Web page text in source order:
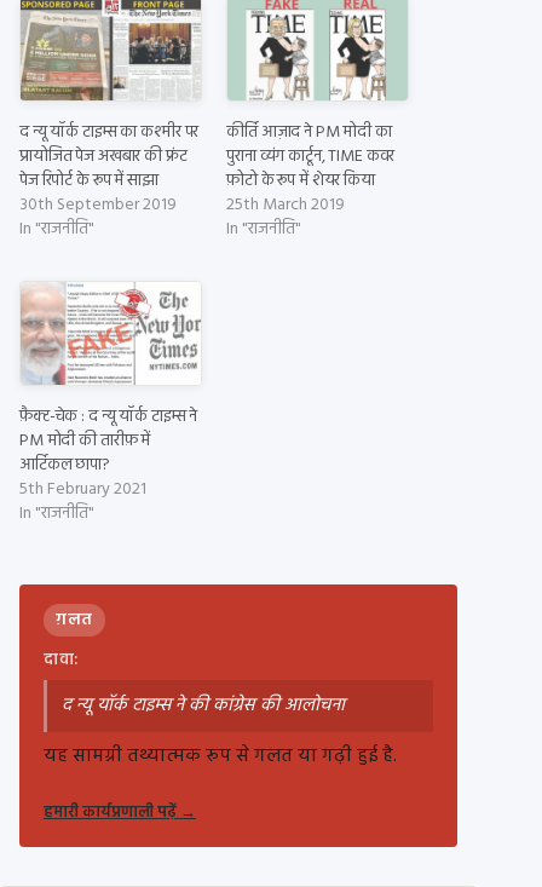
द न्यू यॉर्क टाइम्स का कश्मीर पर
प्रायोजित पेज अखबार की फ्रंट
पेज रिपोर्ट के रूप में साझा
30th September 2019
In "राजनीति"
कीर्ति आज़ाद ने PM मोदी का
पुराना व्यंग कार्टून, TIME कवर
फ़ोटो के रूप में शेयर किया
25th March 2019
In "राजनीति"
फ़ैक्ट-चेक : द न्यू यॉर्क टाइम्स ने
PM मोदी की तारीफ़ में
आर्टिकल छापा?
5th February 2021
In "राजनीति"
ग़लत
दावा:
द न्यू यॉर्क टाइम्स ने की कांग्रेस की आलोचना
यह सामग्री तथ्यात्मक रूप से गलत या गढ़ी हुई है.
हमारी कार्यप्रणाली पढ़ें→